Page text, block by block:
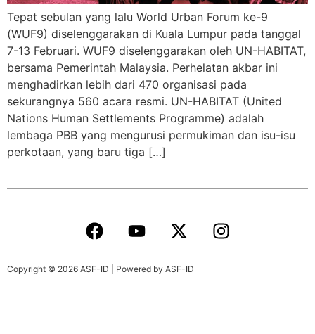
Tepat sebulan yang lalu World Urban Forum ke-9
(WUF9) diselenggarakan di Kuala Lumpur pada tanggal
7-13 Februari. WUF9 diselenggarakan oleh UN-HABITAT,
bersama Pemerintah Malaysia. Perhelatan akbar ini
menghadirkan lebih dari 470 organisasi pada
sekurangnya 560 acara resmi. UN-HABITAT (United
Nations Human Settlements Programme) adalah
lembaga PBB yang mengurusi permukiman dan isu-isu
perkotaan, yang baru tiga […]
Copyright © 2026 ASF-ID | Powered by ASF-ID